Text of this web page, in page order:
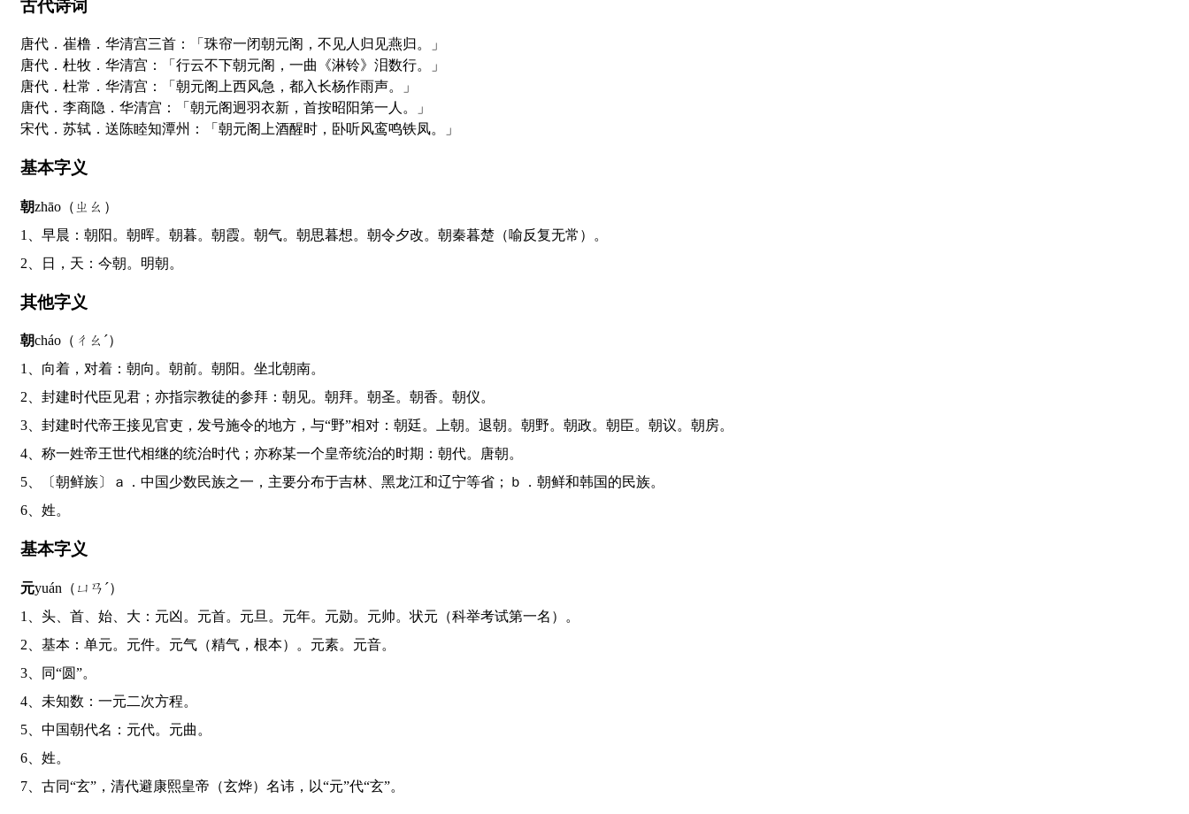
古代诗词
唐代．崔橹．华清宫三首：「珠帘一闭朝元阁，不见人归见燕归。」
唐代．杜牧．华清宫：「行云不下朝元阁，一曲《淋铃》泪数行。」
唐代．杜常．华清宫：「朝元阁上西风急，都入长杨作雨声。」
唐代．李商隐．华清宫：「朝元阁迥羽衣新，首按昭阳第一人。」
宋代．苏轼．送陈睦知潭州：「朝元阁上酒醒时，卧听风鸾鸣铁凤。」
基本字义
朝zhāo（ㄓㄠ）
1、早晨：朝阳。朝晖。朝暮。朝霞。朝气。朝思暮想。朝令夕改。朝秦暮楚（喻反复无常）。
2、日，天：今朝。明朝。
其他字义
朝cháo（ㄔㄠˊ）
1、向着，对着：朝向。朝前。朝阳。坐北朝南。
2、封建时代臣见君；亦指宗教徒的参拜：朝见。朝拜。朝圣。朝香。朝仪。
3、封建时代帝王接见官吏，发号施令的地方，与“野”相对：朝廷。上朝。退朝。朝野。朝政。朝臣。朝议。朝房。
4、称一姓帝王世代相继的统治时代；亦称某一个皇帝统治的时期：朝代。唐朝。
5、〔朝鲜族〕ａ．中国少数民族之一，主要分布于吉林、黑龙江和辽宁等省；ｂ．朝鲜和韩国的民族。
6、姓。
基本字义
元yuán（ㄩㄢˊ）
1、头、首、始、大：元凶。元首。元旦。元年。元勋。元帅。状元（科举考试第一名）。
2、基本：单元。元件。元气（精气，根本）。元素。元音。
3、同“圆”。
4、未知数：一元二次方程。
5、中国朝代名：元代。元曲。
6、姓。
7、古同“玄”，清代避康熙皇帝（玄烨）名讳，以“元”代“玄”。